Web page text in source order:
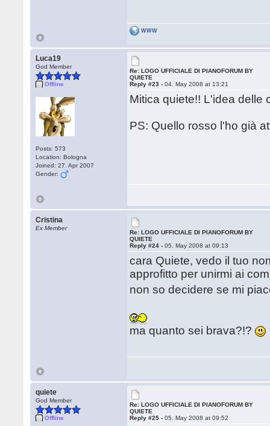
WWW
Luca19
God Member
Offline
Posts: 573
Location: Bologna
Joined: 27. Apr 2007
Gender:
Re: LOGO UFFICIALE DI PIANOFORUM BY
QUIETE
Reply #23 -04. May 2008 at 13:21
Mitica quiete!! L'idea
PS: Quello rosso l'ho già
Cristina
Ex Member
Re: LOGO UFFICIALE DI PIANOFORUM BY
QUIETE
Reply #24 -05. May 2008 at 09:13
cara Quiete, vedo il tuo
approfitto per unirmi ai
non so decidere se mi
ma quanto sei brava?!?
quiete
God Member
Offline
Re: LOGO UFFICIALE DI PIANOFORUM BY
QUIETE
Reply #25 -05. May 2008 at 09:52